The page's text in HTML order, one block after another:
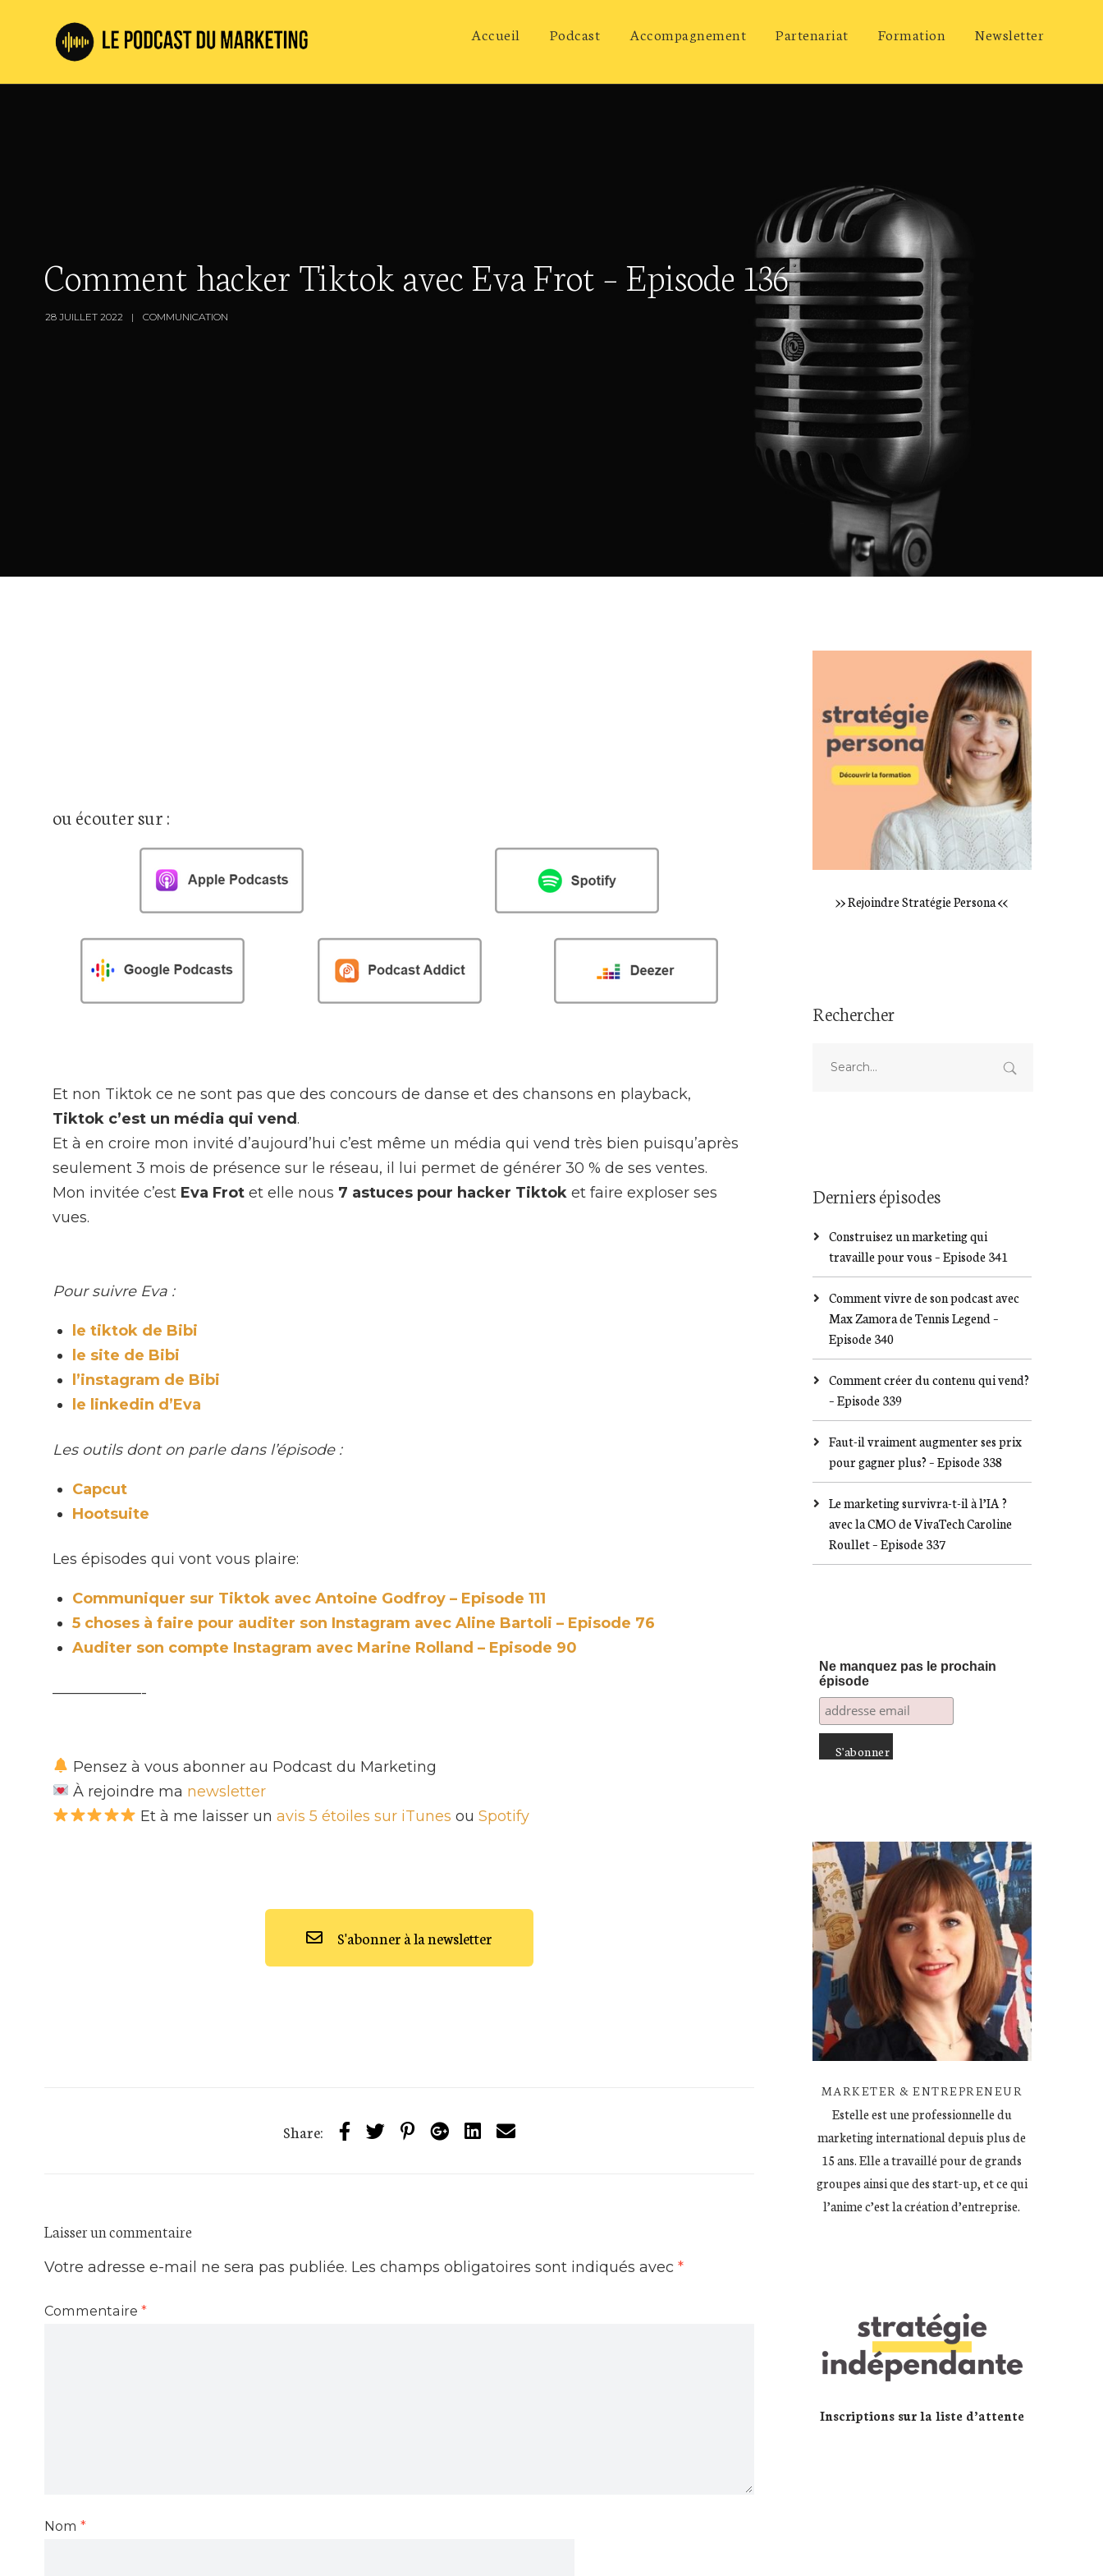
Accueil Podcast Accompagnement Partenariat Formation Newsletter
Comment hacker Tiktok avec Eva Frot – Episode 136
28 JUILLET 2022 COMMUNICATION
ou écouter sur :
Et non Tiktok ce ne sont pas que des concours de danse et des chansons en playback,
Tiktok c’est un média qui vend.
Et à en croire mon invité d’aujourd’hui c’est même un média qui vend très bien puisqu’après
seulement 3 mois de présence sur le réseau, il lui permet de générer 30 % de ses ventes.
Mon invitée c’est Eva Frotet elle nous 7 astuces pour hacker Tiktoket faire exploser ses
vues.
Pour suivre Eva :
le tiktok de Bibi
le site de Bibi
l’instagram de Bibi
le linkedin d’Eva
Les outils dont on parle dans l’épisode :
Capcut
Hootsuite
Les épisodes qui vont vous plaire:
Communiquer sur Tiktok avec Antoine Godfroy – Episode 111
5 choses à faire pour auditer son Instagram avec Aline Bartoli – Episode 76
Auditer son compte Instagram avec Marine Rolland – Episode 90
——————-
Pensez à vous abonner au Podcast du Marketing
À rejoindre ma newsletter
Et à me laisser unavis 5 étoiles sur iTunes ouSpotify
S'abonner à la newsletter
Share:
Laisser un commentaire
Votre adresse e-mail ne sera pas publiée. Les champs obligatoires sont indiqués avec *
Commentaire *
Nom *
>> Rejoindre Stratégie Persona <<
Rechercher
Derniers épisodes
Construisez un marketing qui
travaille pour vous – Episode 341
Comment vivre de son podcast avec
Max Zamora de Tennis Legend –
Episode 340
Comment créer du contenu qui vend?
– Episode 339
Faut-il vraiment augmenter ses prix
pour gagner plus? – Episode 338
Le marketing survivra-t-il à l’IA ?
avec la CMO de VivaTech Caroline
Roullet – Episode 337
Ne manquez pas le prochain
épisode
MARKETER & ENTREPRENEUR
Estelle est une professionnelle du
marketing international depuis plus de
15 ans. Elle a travaillé pour de grands
groupes ainsi que des start-up, et ce qui
l’anime c’est la création d’entreprise.
Inscriptions sur la liste d’attente